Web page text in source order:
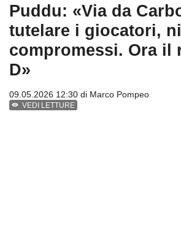
Puddu: «Via da
tutelare i giocatori,
compromessi. Ora il
D»
09.05.2026 12:30 di Marco Pompeo
VEDI LETTURE